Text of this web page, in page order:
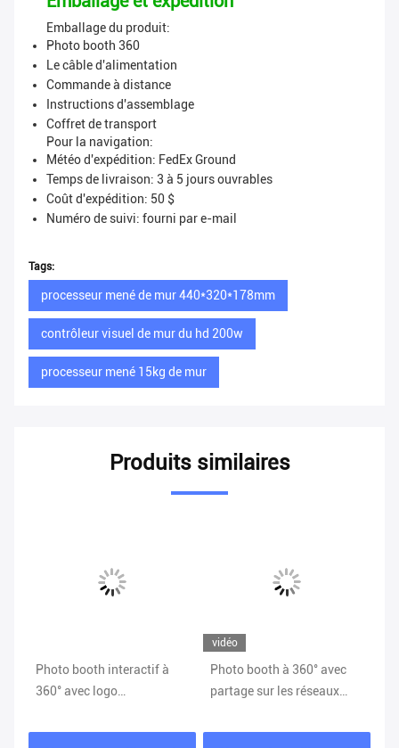
Emballage du produit:
Photo booth 360
Le câble d'alimentation
Commande à distance
Instructions d'assemblage
Coffret de transport
Pour la navigation:
Météo d'expédition: FedEx Ground
Temps de livraison: 3 à 5 jours ouvrables
Coût d'expédition: 50 $
Numéro de suivi: fourni par e-mail
Tags:
processeur mené de mur 440*320*178mm
contrôleur visuel de mur du hd 200w
processeur mené 15kg de mur
Produits similaires
Photo booth interactif à
360° avec logo
Charge maximale 500 kg
vidéo
Photo booth à 360° avec
partage sur les réseaux